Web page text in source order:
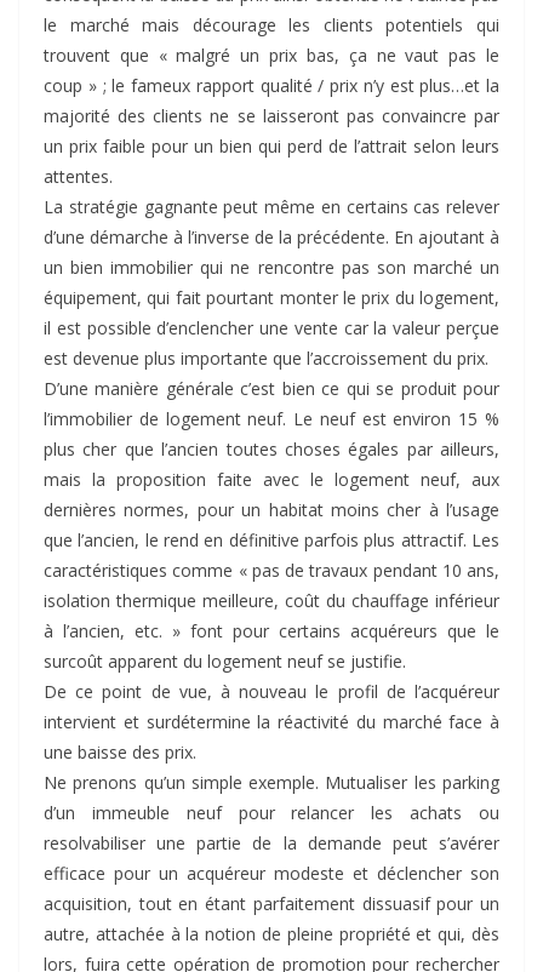
le marché mais décourage les clients potentiels qui
trouvent que « malgré un prix bas, ça ne vaut pas le
coup » ; le fameux rapport qualité / prix n’y est plus…et la
majorité des clients ne se laisseront pas convaincre par
un prix faible pour un bien qui perd de l’attrait selon leurs
attentes.
La stratégie gagnante peut même en certains cas relever
d’une démarche à l’inverse de la précédente. En ajoutant à
un bien immobilier qui ne rencontre pas son marché un
équipement, qui fait pourtant monter le prix du logement,
il est possible d’enclencher une vente car la valeur perçue
est devenue plus importante que l’accroissement du prix.
D’une manière générale c’est bien ce qui se produit pour
l’immobilier de logement neuf. Le neuf est environ 15 %
plus cher que l’ancien toutes choses égales par ailleurs,
mais la proposition faite avec le logement neuf, aux
dernières normes, pour un habitat moins cher à l’usage
que l’ancien, le rend en définitive parfois plus attractif. Les
caractéristiques comme « pas de travaux pendant 10 ans,
isolation thermique meilleure, coût du chauffage inférieur
à l’ancien, etc. » font pour certains acquéreurs que le
surcoût apparent du logement neuf se justifie.
De ce point de vue, à nouveau le profil de l’acquéreur
intervient et surdétermine la réactivité du marché face à
une baisse des prix.
Ne prenons qu’un simple exemple. Mutualiser les parking
d’un immeuble neuf pour relancer les achats ou
resolvabiliser une partie de la demande peut s’avérer
efficace pour un acquéreur modeste et déclencher son
acquisition, tout en étant parfaitement dissuasif pour un
autre, attachée à la notion de pleine propriété et qui, dès
lors, fuira cette opération de promotion pour rechercher